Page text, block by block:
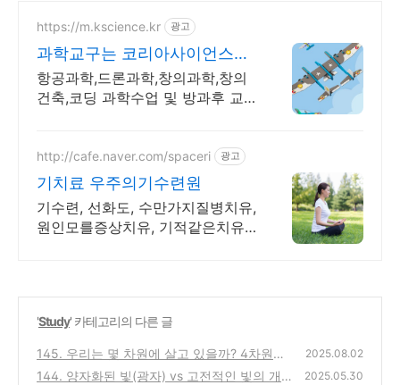
https://m.kscience.kr 광고
과학교구는 코리아사이언스
KC인증 조립드론
항공과학,드론과학,창의과학,창의
건축,코딩 과학수업 및 방과후 교
http://cafe.naver.com/spaceri 광고
기치료 우주의기수련원
기수련, 선화도, 수만가지질병치유,
원인모를증상치유, 기적같은치유
'Study' 카테고리의 다른 글
145. 우리는 몇 차원에 살고 있을까? 4차원의
세계를 상상한다면
(0)
2025.08.02
144. 양자화된 빛(광자) vs 고전적인 빛의 개
2025.05.30